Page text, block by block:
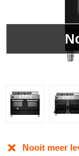
Nooit meer